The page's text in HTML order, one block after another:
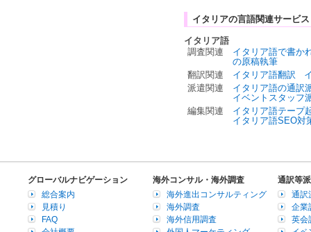
イタリアの言語関連サービス
イタリア語
調査関連
イタリア語で書か
の原稿執筆
翻訳関連
イタリア語翻訳
派遣関連
イタリア語の通訳
イベントスタッフ
編集関連
イタリア語テープ
イタリア語SEO対
グローバルナビゲーション
総合案内
見積り
FAQ
海外コンサル・海外調査
海外進出コンサルティング
海外調査
海外信用調査
通訳等
通訳
企業
英会